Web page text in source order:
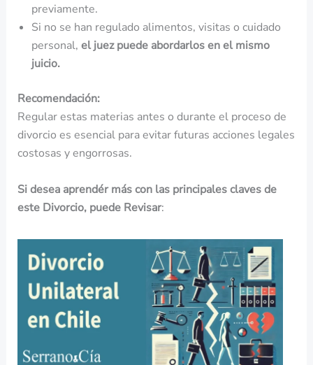
previamente.
Si no se han regulado alimentos, visitas o cuidado
personal, el juez puede abordarlos en el mismo
juicio.
Recomendación:
Regular estas materias antes o durante el proceso de
divorcio es esencial para evitar futuras acciones legales
costosas y engorrosas.
Si desea aprendér más con las principales claves de
este Divorcio, puede Revisar: